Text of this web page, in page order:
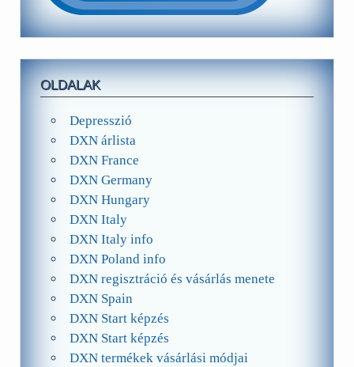
OLDALAK
Depresszió
DXN árlista
DXN France
DXN Germany
DXN Hungary
DXN Italy
DXN Italy info
DXN Poland info
DXN regisztráció és vásárlás menete
DXN Spain
DXN Start képzés
DXN Start képzés
DXN termékek vásárlási módjai